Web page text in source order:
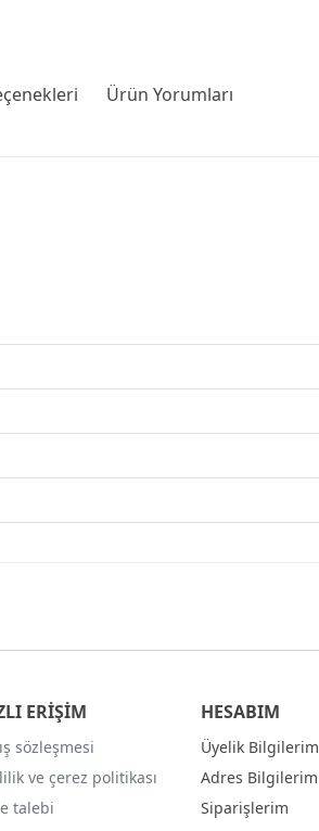
Ürün Yorumları
ERİŞİM
sözleşmesi
ve çerez politikası
talebi
HESABIM
Üyelik Bilgilerim
Adres Bilgilerim
Siparişlerim